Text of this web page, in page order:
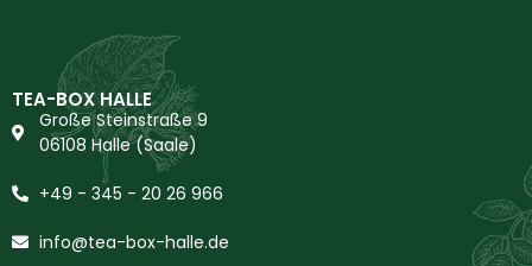
TEA-BOX HALLE
Große Steinstraße 9
06108 Halle (Saale)
+49 - 345 - 20 26 966
info@tea-box-halle.de